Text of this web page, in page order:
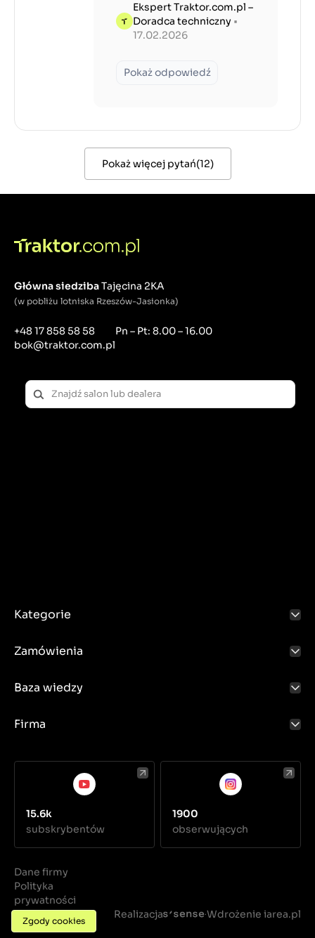
Ekspert Traktor.com.pl –
Doradca techniczny •
17.02.2026
Pokaż odpowiedź
Pokaż więcej pytań(12)
Główna siedzibaTajęcina 2KA
(w pobliżu lotniska Rzeszów-Jasionka)
+48 17 858 58 58
bok@traktor.com.pl
Pn – Pt: 8.00 – 16.00
Kategorie
Zamówienia
Baza wiedzy
Firma
15.6k
subskrybentów
1900
obserwujących
Dane firmy
Polityka
prywatności
Regulamin
Realizacja ·Wdrożenie iarea.pl
Zgody cookies